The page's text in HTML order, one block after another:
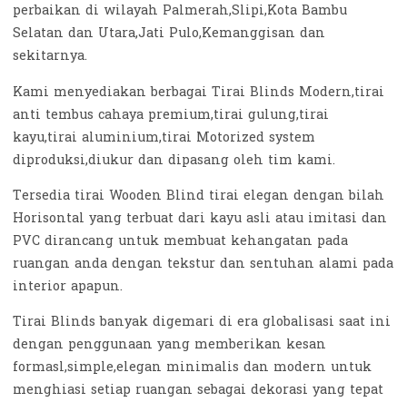
perbaikan di wilayah Palmerah,Slipi,Kota Bambu
Selatan dan Utara,Jati Pulo,Kemanggisan dan
sekitarnya.
Kami menyediakan berbagai Tirai Blinds Modern,tirai
anti tembus cahaya premium,tirai gulung,tirai
kayu,tirai aluminium,tirai Motorized system
diproduksi,diukur dan dipasang oleh tim kami.
Tersedia tirai Wooden Blind tirai elegan dengan bilah
Horisontal yang terbuat dari kayu asli atau imitasi dan
PVC dirancang untuk membuat kehangatan pada
ruangan anda dengan tekstur dan sentuhan alami pada
interior apapun.
Tirai Blinds banyak digemari di era globalisasi saat ini
dengan penggunaan yang memberikan kesan
formasl,simple,elegan minimalis dan modern untuk
menghiasi setiap ruangan sebagai dekorasi yang tepat